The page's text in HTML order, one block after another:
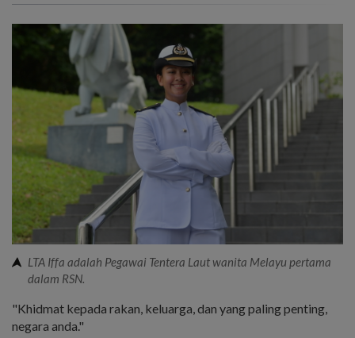
LTA Iffa adalah Pegawai Tentera Laut wanita Melayu pertama
dalam RSN.
"Khidmat kepada rakan, keluarga, dan yang paling penting,
negara anda."